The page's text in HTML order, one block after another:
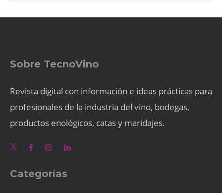
Sobre TecnoVino
Revista digital con información e ideas prácticas para
profesionales de la industria del vino, bodegas,
productos enológicos, catas y maridajes.
Categorías